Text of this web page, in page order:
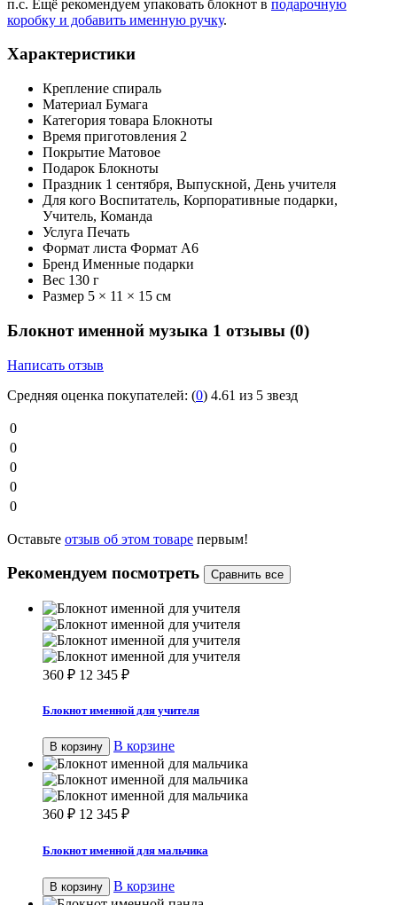
п.с. Ещё рекомендуем упаковать блокнот в подарочную
коробку и добавить именную ручку.
Характеристики
Крепление спираль
Материал Бумага
Категория товара Блокноты
Время приготовления 2
Покрытие Матовое
Подарок Блокноты
Праздник 1 сентября, Выпускной, День учителя
Для кого Воспитатель, Корпоративные подарки,
Учитель, Команда
Услуга Печать
Формат листа Формат А6
Бренд Именные подарки
Вес 130 г
Размер 5 × 11 × 15 см
Блокнот именной музыка 1 отзывы (0)
Написать отзыв
Средняя оценка покупателей: (0) 4.61 из 5 звезд
0
0
0
0
0
Оставьте отзыв об этом товаре первым!
Рекомендуем посмотреть
360 ₽ 12 345 ₽
Блокнот именной для учителя
В корзину В корзине
360 ₽ 12 345 ₽
Блокнот именной для мальчика
В корзину В корзине